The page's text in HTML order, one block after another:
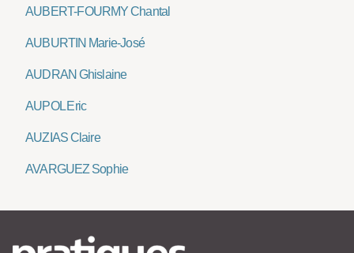
AUBERT-FOURMY Chantal
AUBURTIN Marie-José
AUDRAN Ghislaine
AUPOL Eric
AUZIAS Claire
AVARGUEZ Sophie